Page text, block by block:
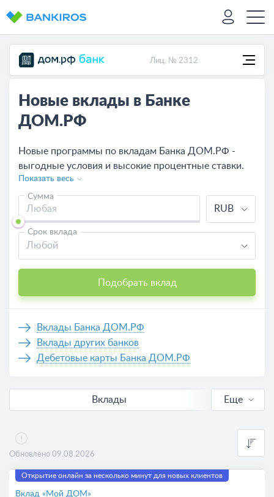
Лиц. № 2312
Новые вклады в Банке
ДОМ.РФ
Новые программы по вкладам Банка ДОМ.РФ -
выгодные условия и высокие процентные ставки.
Посмотрите предложения банков, оставьте онлайн-
заявку на выгодный вклад или сравните с другими
банками.
Показать весь
Сумма
RUB
Срок вклада
Любой
Подобрать вклад
Вклады Банка ДОМ.РФ
Вклады других банков
Дебетовые карты Банка ДОМ.РФ
Вклады
Для пенсионеров
Еще
Обновлено 09.08.2026
Открытие онлайн за несколько минут для новых клиентов
Вклад «Мой ДОМ»